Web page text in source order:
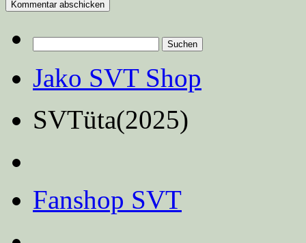
nach:
Jako SVT Shop
SVTüta(2025)
Fanshop SVT